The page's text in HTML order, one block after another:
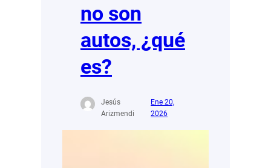
no son
autos, ¿qué
es?
Jesús
Arizmendi
Ene 20,
2026